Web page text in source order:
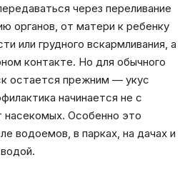
через переливание
органов, от матери к ребенку
или грудного вскармливания, а
контакте. Но для обычного
остается прежним — укус
начинается не с
насекомых. Особенно это
водоемов, в парках, на дачах и